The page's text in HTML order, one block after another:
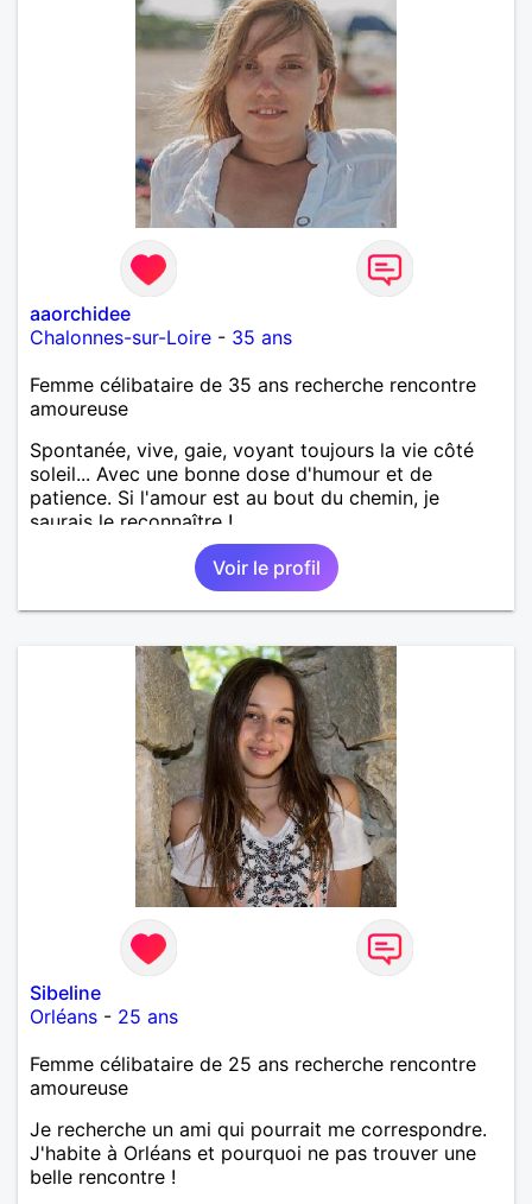
aaorchidee
Chalonnes-sur-Loire - 35 ans
Femme célibataire de 35 ans recherche rencontre
amoureuse
Spontanée, vive, gaie, voyant toujours la vie côté
soleil... Avec une bonne dose d'humour et de
patience. Si l'amour est au bout du chemin, je
saurais le reconnaître !
Voir le profil
Sibeline
Orléans - 25 ans
Femme célibataire de 25 ans recherche rencontre
amoureuse
Je recherche un ami qui pourrait me correspondre.
J'habite à Orléans et pourquoi ne pas trouver une
belle rencontre !